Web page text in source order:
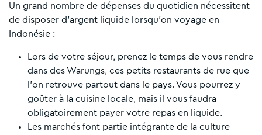
Un grand nombre de dépenses du quotidien nécessitent
de disposer d’argent liquide lorsqu’on voyage en
Indonésie :
Lors de votre séjour, prenez le temps de vous rendre
dans des Warungs, ces petits restaurants de rue que
l’on retrouve partout dans le pays. Vous pourrez y
goûter à la cuisine locale, mais il vous faudra
obligatoirement payer votre repas en liquide.
Les marchés font partie intégrante de la culture